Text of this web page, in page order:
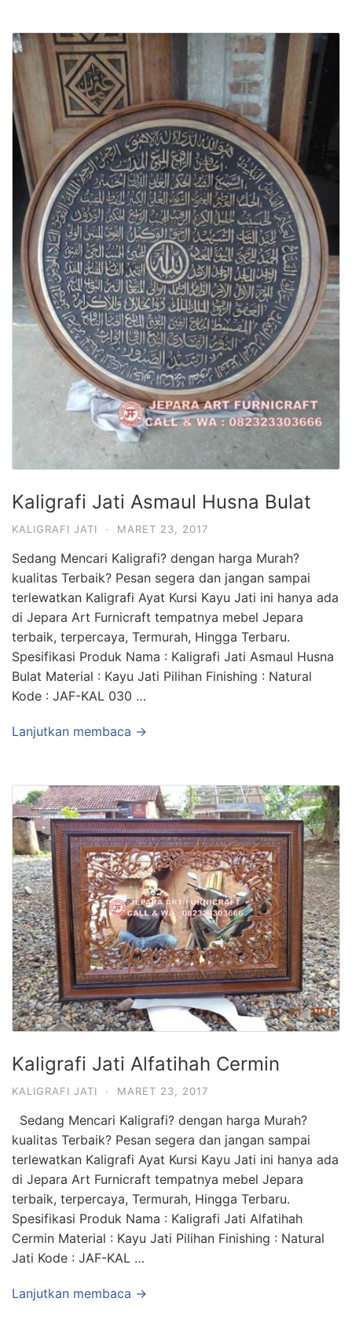
Kaligrafi Jati Asmaul Husna Bulat
KALIGRAFI JATI · MARET 23, 2017
Sedang Mencari Kaligrafi? dengan harga Murah?
kualitas Terbaik? Pesan segera dan jangan sampai
terlewatkan Kaligrafi Ayat Kursi Kayu Jati ini hanya ada
di Jepara Art Furnicraft tempatnya mebel Jepara
terbaik, terpercaya, Termurah, Hingga Terbaru.
Spesifikasi Produk Nama : Kaligrafi Jati Asmaul Husna
Bulat Material : Kayu Jati Pilihan Finishing : Natural
Kode : JAF-KAL 030 …
Lanjutkan membaca →
Kaligrafi Jati Alfatihah Cermin
KALIGRAFI JATI · MARET 23, 2017
Sedang Mencari Kaligrafi? dengan harga Murah?
kualitas Terbaik? Pesan segera dan jangan sampai
terlewatkan Kaligrafi Ayat Kursi Kayu Jati ini hanya ada
di Jepara Art Furnicraft tempatnya mebel Jepara
terbaik, terpercaya, Termurah, Hingga Terbaru.
Spesifikasi Produk Nama : Kaligrafi Jati Alfatihah
Cermin Material : Kayu Jati Pilihan Finishing : Natural
Jati Kode : JAF-KAL …
Lanjutkan membaca →